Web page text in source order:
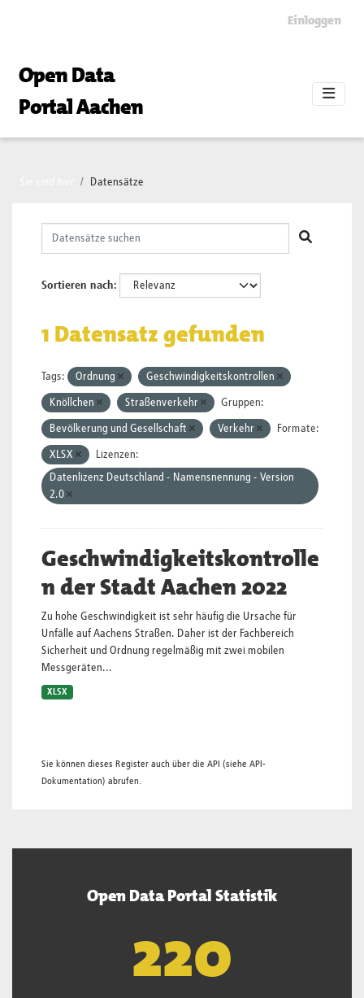
Einloggen
Open Data
Portal Aachen
Datensätze
Sortieren nach
1 Datensatz gefunden
Tags: Ordnung Geschwindigkeitskontrollen
Knöllchen Straßenverkehr Gruppen:
Bevölkerung und Gesellschaft Verkehr Formate:
XLSX
Lizenzen:
Datenlizenz Deutschland - Namensnennung - Version
2.0
Geschwindigkeitskontrolle
n der Stadt Aachen 2022
Zu hohe Geschwindigkeit ist sehr häufig die Ursache für
Unfälle auf Aachens Straßen. Daher ist der Fachbereich
Sicherheit und Ordnung regelmäßig mit zwei mobilen
Messgeräten...
XLSX
Sie können dieses Register auch über die API (siehe API-
Dokumentation) abrufen.
Open Data Portal Statistik
221